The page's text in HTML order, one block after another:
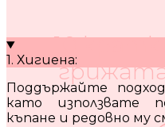
10
1. Хигиена:
Поддържайте
като използвате
къпане и редовно му